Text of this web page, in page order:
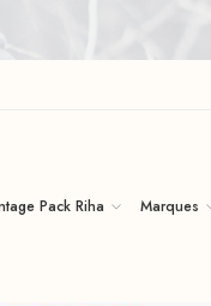
Pack Riha Marques